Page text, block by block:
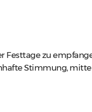
zu
Stimmung,